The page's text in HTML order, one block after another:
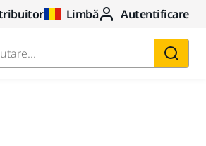
Limbă Autentificare